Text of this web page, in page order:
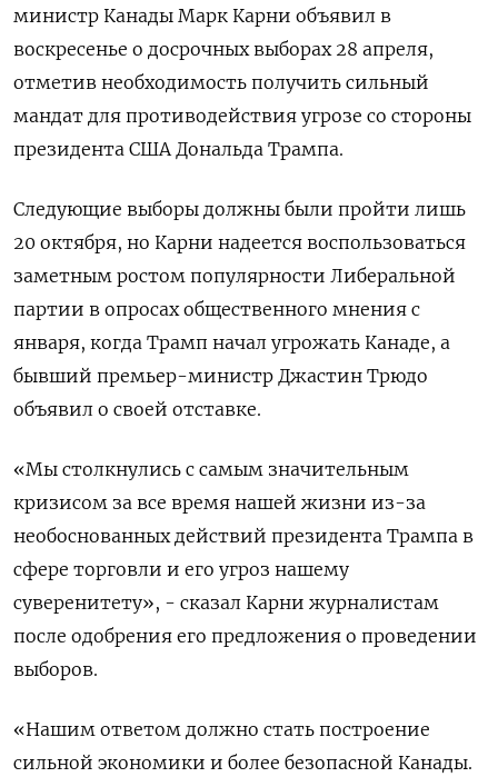
министр Канады Марк Карни объявил в
воскресенье о досрочных выборах 28 апреля,
отметив необходимость получить сильный
мандат для противодействия угрозе со стороны
президента США Дональда Трампа.
Следующие выборы должны были пройти лишь
20 октября, но Карни надеется воспользоваться
заметным ростом популярности Либеральной
партии в опросах общественного мнения с
января, когда Трамп начал угрожать Канаде, а
бывший премьер-министр Джастин Трюдо
объявил о своей отставке.
«Мы столкнулись с самым значительным
кризисом за все время нашей жизни из-за
необоснованных действий президента Трампа в
сфере торговли и его угроз нашему
суверенитету», - сказал Карни журналистам
после одобрения его предложения о проведении
выборов.
«Нашим ответом должно стать построение
сильной экономики и более безопасной Канады.